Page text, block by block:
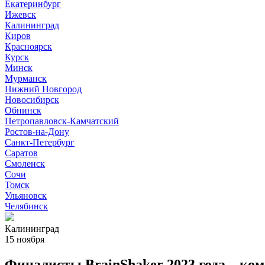
Екатеринбург
Ижевск
Калининград
Киров
Красноярск
Курск
Минск
Мурманск
Нижний Новгород
Новосибирск
Обнинск
Петропавловск-Камчатский
Ростов-на-Дону
Санкт-Петербург
Саратов
Смоленск
Сочи
Томск
Ульяновск
Челябинск
Калининград
15 ноября